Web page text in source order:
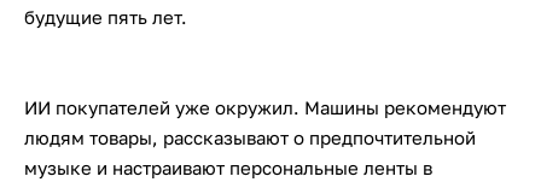
будущие пять лет.
ИИ покупателей уже окружил. Машины рекомендуют
людям товары, рассказывают о предпочтительной
музыке и настраивают персональные ленты в